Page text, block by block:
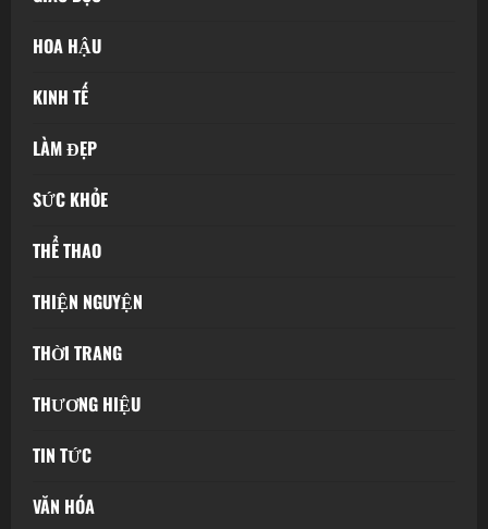
HOA HẬU
KINH TẾ
LÀM ĐẸP
SỨC KHỎE
THỂ THAO
THIỆN NGUYỆN
THỜI TRANG
THƯƠNG HIỆU
TIN TỨC
VĂN HÓA